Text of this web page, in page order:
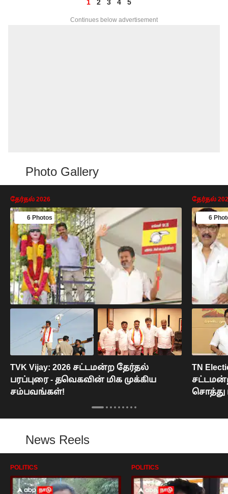
1 2 3 4 5
Continues below advertisement
Photo Gallery
தேர்தல் 2026
6 Photos
TVK Vijay: 2026 சட்டமன்ற தேர்தல்
பரப்புரை - தவெகவின் மிக முக்கிய
சம்பவங்கள்!
தேர்தல்
6
TN
சொத்து
News Reels
POLITICS POLITICS